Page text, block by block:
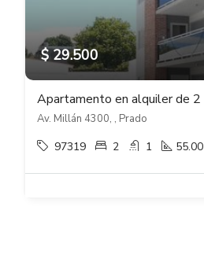
$ 29.500
Av. Millán 4300, , Prado
97319 2 1 55.00